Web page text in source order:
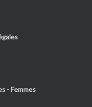
- Femmes